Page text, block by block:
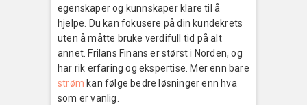
egenskaper og kunnskaper klare til å
hjelpe. Du kan fokusere på din kundekrets
uten å måtte bruke verdifull tid på alt
annet. Frilans Finans er størst i Norden, og
har rik erfaring og ekspertise. Mer enn bare
strøm kan følge bedre løsninger enn hva
som er vanlig.